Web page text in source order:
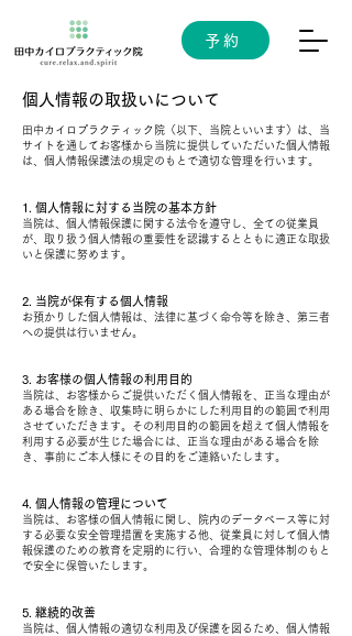
予約
個人情報の取扱いについて
田中カイロプラクティック院（以下、当院といいます）は、当
サイトを通してお客様から当院に提供していただいた個人情報
は、個人情報保護法の規定のもとで適切な管理を行います。
1. 個人情報に対する当院の基本方針
当院は、個人情報保護に関する法令を遵守し、全ての従業員
が、取り扱う個人情報の重要性を認識するとともに適正な取扱
いと保護に努めます。
2. 当院が保有する個人情報
お預かりした個人情報は、法律に基づく命令等を除き、第三者
への提供は行いません。
3. お客様の個人情報の利用目的
当院は、お客様からご提供いただく個人情報を、正当な理由が
ある場合を除き、収集時に明らかにした利用目的の範囲で利用
させていただきます。その利用目的の範囲を超えて個人情報を
利用する必要が生じた場合には、正当な理由がある場合を除
き、事前にご本人様にその目的をご連絡いたします。
4. 個人情報の管理について
当院は、お客様の個人情報に関し、院内のデータベース等に対
する必要な安全管理措置を実施する他、従業員に対して個人情
報保護のための教育を定期的に行い、合理的な管理体制のもと
で安全に保管いたします。
5. 継続的改善
当院は、個人情報の適切な利用及び保護を図るため、個人情報